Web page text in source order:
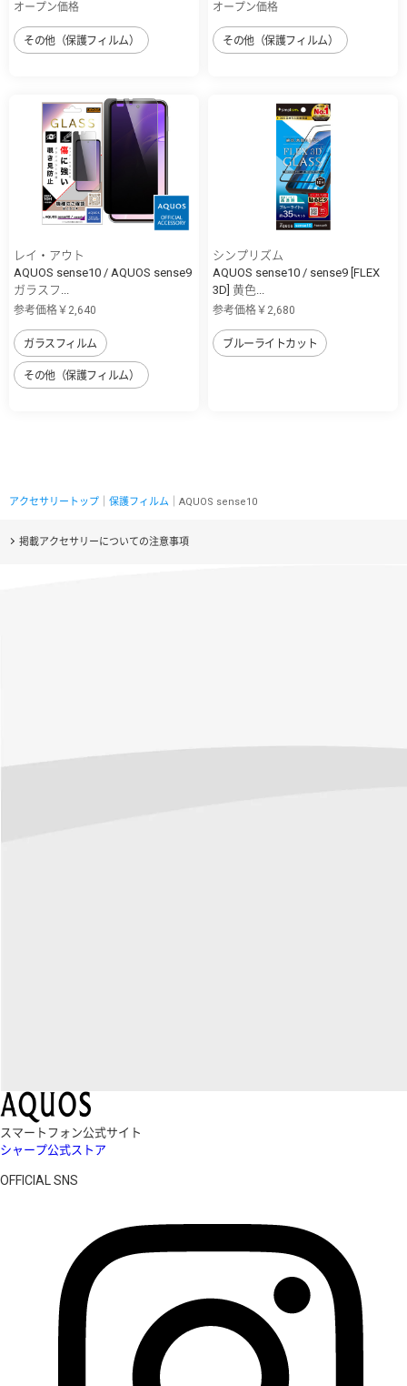
オープン価格
その他（保護フィルム）
オープン価格
その他（保護フィルム）
レイ・アウト
AQUOS sense10 / AQUOS sense9
ガラスフ...
参考価格￥2,640
ガラスフィルム
その他（保護フィルム）
シンプリズム
AQUOS sense10 / sense9 [FLEX
3D] 黄色...
参考価格￥2,680
ブルーライトカット
アクセサリートップ 保護フィルム ｜AQUOS sense10
掲載アクセサリーについての注意事項
スマートフォン公式サイト
シャープ公式ストア
OFFICIAL SNS